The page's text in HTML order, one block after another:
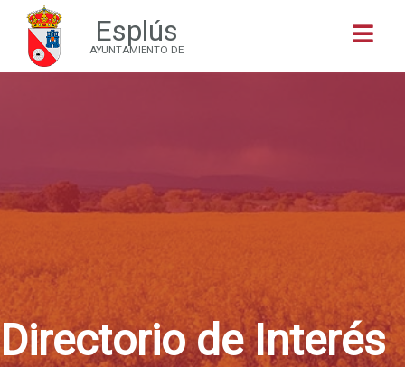
Esplús
AYUNTAMIENTO DE
Directorio de Interés